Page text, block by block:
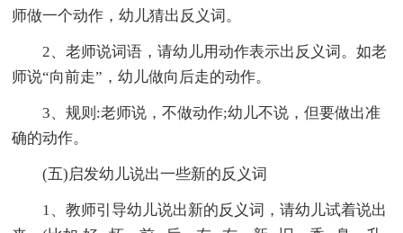
师做一个动作，幼儿猜出反义词。
2、老师说词语，请幼儿用动作表示出反义词。如老
师说“向前走”，幼儿做向后走的动作。
3、规则:老师说，不做动作;幼儿不说，但要做出准
确的动作。
(五)启发幼儿说出一些新的反义词
1、教师引导幼儿说出新的反义词，请幼儿试着说出